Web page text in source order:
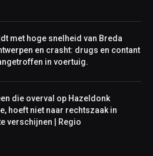
met hoge snelheid van Breda
en crasht: drugs en contant
in voertuig.
die overval op Hazeldonk
hoeft niet naar rechtszaak in
verschijnen | Regio